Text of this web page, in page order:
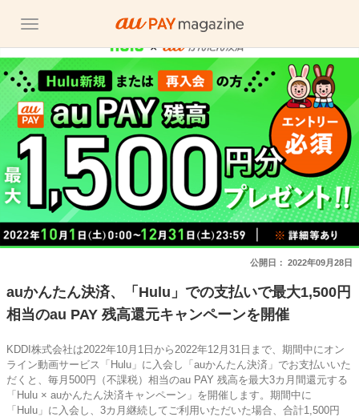
公開日： 2022年09月28日
auかんたん決済、「Hulu」での支払いで最大1,500円
相当のau PAY 残高還元キャンペーンを開催
KDDI株式会社は2022年10月1日から2022年12月31日まで、期間中にオン
ライン動画サービス「Hulu」に入会し「auかんたん決済」でお支払いいた
だくと、毎月500円（不課税）相当のau PAY 残高を最大3カ月間還元する
「Hulu × auかんたん決済キャンペーン」を開催します。期間中に
「Hulu」に入会し、3カ月継続してご利用いただいた場合、合計1,500円